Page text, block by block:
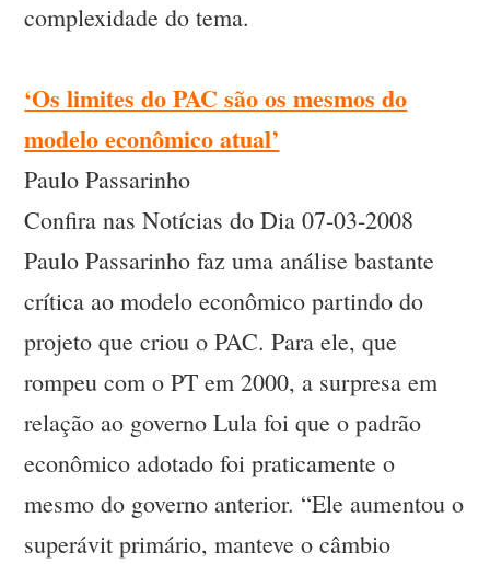
complexidade do tema.
‘Os limites do PAC são os mesmos do
modelo econômico atual’
Paulo Passarinho
Confira nas Notícias do Dia 07-03-2008
Paulo Passarinho faz uma análise bastante
crítica ao modelo econômico partindo do
projeto que criou o PAC. Para ele, que
rompeu com o PT em 2000, a surpresa em
relação ao governo Lula foi que o padrão
econômico adotado foi praticamente o
mesmo do governo anterior. “Ele aumentou o
superávit primário, manteve o câmbio